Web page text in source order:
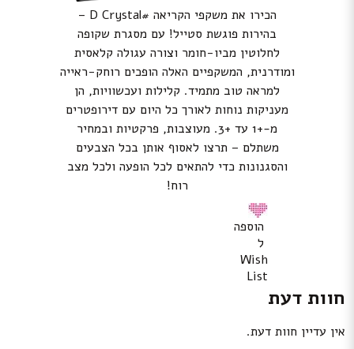
הכירו את משקפי הקריאה #D Crystal –
בהירות פוגשת סטייל! עם מסגרת שקופה
לחלוטין מביו-חומר וצורה עגולה קלאסית
ומודרנית, המשקפיים האלה הופכים רוחק-ראייה
למראה טוב מתמיד. קלילות ועכשוויות, הן
מעניקות נוחות לאורך כל היום עם דירופטרים
מ‑+1 עד +3. מעוצבות, פרקטיות ובמחיר
משתלם – תרצו לאסוף אותן בכל הצבעים
והסגנונות כדי להתאים לכל הופעה ולכל מצב
רוח!
הוספה
ל
Wish
List
חוות דעת
אין עדיין חוות דעת.